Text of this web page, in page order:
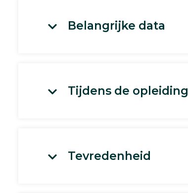
Belangrijke data
Tijdens de opleiding
Tevredenheid